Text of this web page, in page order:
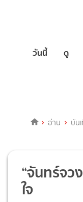
วันนี้ ดู
อ่าน บัน
“จันทร์จว
ใจ